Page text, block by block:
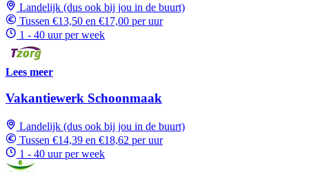
Landelijk (dus ook bij jou in de buurt)
Tussen €13,50 en €17,00 per uur
1 - 40 uur per week
Lees meer
Vakantiewerk Schoonmaak
Landelijk (dus ook bij jou in de buurt)
Tussen €14,39 en €18,62 per uur
1 - 40 uur per week